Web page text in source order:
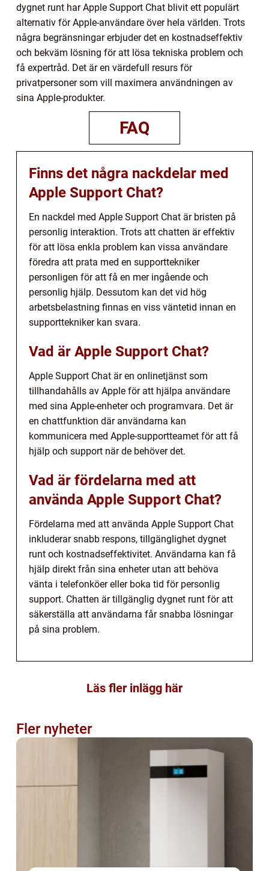
dygnet runt har Apple Support Chat blivit ett populärt
alternativ för Apple-användare över hela världen. Trots
några begränsningar erbjuder det en kostnadseffektiv
och bekväm lösning för att lösa tekniska problem och
få expertråd. Det är en värdefull resurs för
privatpersoner som vill maximera användningen av
sina Apple-produkter.
FAQ
Finns det några nackdelar med
Apple Support Chat?
En nackdel med Apple Support Chat är bristen på
personlig interaktion. Trots att chatten är effektiv
för att lösa enkla problem kan vissa användare
föredra att prata med en supporttekniker
personligen för att få en mer ingående och
personlig hjälp. Dessutom kan det vid hög
arbetsbelastning finnas en viss väntetid innan en
supporttekniker kan svara.
Vad är Apple Support Chat?
Apple Support Chat är en onlinetjänst som
tillhandahålls av Apple för att hjälpa användare
med sina Apple-enheter och programvara. Det är
en chattfunktion där användarna kan
kommunicera med Apple-supportteamet för att få
hjälp och support när de behöver det.
Vad är fördelarna med att
använda Apple Support Chat?
Fördelarna med att använda Apple Support Chat
inkluderar snabb respons, tillgänglighet dygnet
runt och kostnadseffektivitet. Användarna kan få
hjälp direkt från sina enheter utan att behöva
vänta i telefonköer eller boka tid för personlig
support. Chatten är tillgänglig dygnet runt för att
säkerställa att användarna får snabba lösningar
på sina problem.
Läs fler inlägg här
Fler nyheter